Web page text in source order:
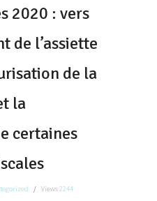
2020 : vers
de l’assiette
de la
la
certaines
Views2244